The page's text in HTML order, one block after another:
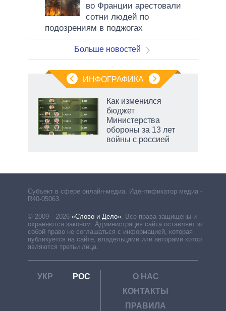
во Франции арестовали
сотни людей по
подозрениям в поджогах
Больше новостей
ИНФОГРАФИКА
Как изменился
бюджет
Министерства
обороны за 13 лет
войны с россией
Субъект в сфере онлайн-медиа. Идентификатор медиа –
R40-05063
© 2009—2026 «Слово и Дело» Все права защищены и
охраняются законом. Администрация сайта оставляет за
собой право не соглашаться с информацией, которая
публикуется на сайте, владельцами или авторами которой
являются третьи лица.
УКР РОС
О НАС
КОНТАКТЫ
ПРАВИЛА